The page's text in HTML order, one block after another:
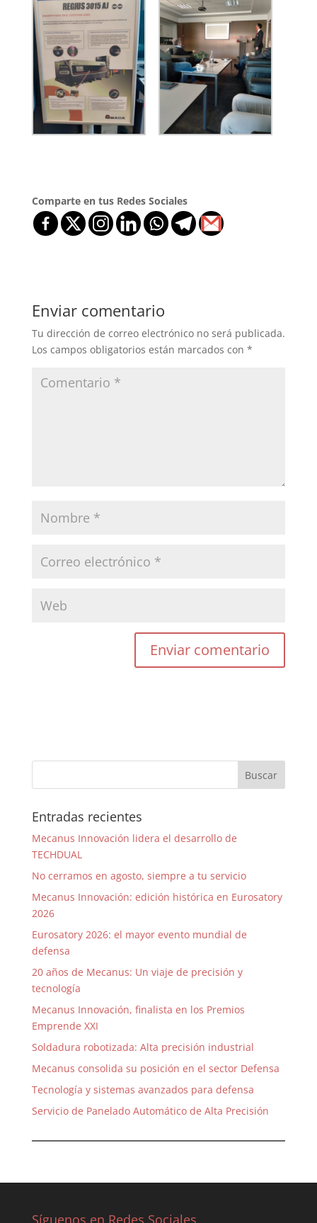
Comparte en tus Redes Sociales
Enviar comentario
Tu dirección de correo electrónico no será publicada.
Los campos obligatorios están marcados con *
Entradas recientes
Mecanus Innovación lidera el desarrollo de
TECHDUAL
No cerramos en agosto, siempre a tu servicio
Mecanus Innovación: edición histórica en Eurosatory
2026
Eurosatory 2026: el mayor evento mundial de
defensa
20 años de Mecanus: Un viaje de precisión y
tecnología
Mecanus Innovación, finalista en los Premios
Emprende XXI
Soldadura robotizada: Alta precisión industrial
Mecanus consolida su posición en el sector Defensa
Tecnología y sistemas avanzados para defensa
Servicio de Panelado Automático de Alta Precisión
Síguenos en Redes Sociales